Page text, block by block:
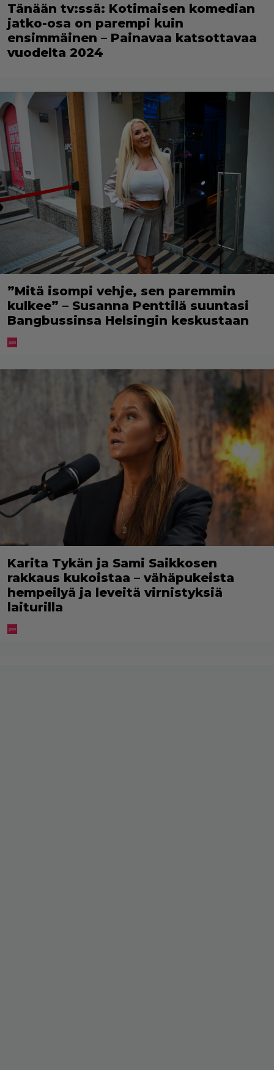
Tänään tv:ssä: Kotimaisen komedian
jatko-osa on parempi kuin
ensimmäinen – Painavaa katsottavaa
vuodelta 2024
”Mitä isompi vehje, sen paremmin
kulkee” – Susanna Penttilä suuntasi
Bangbussinsa Helsingin keskustaan
Karita Tykän ja Sami Saikkosen
rakkaus kukoistaa – vähäpukeista
hempeilyä ja leveitä virnistyksiä
laiturilla